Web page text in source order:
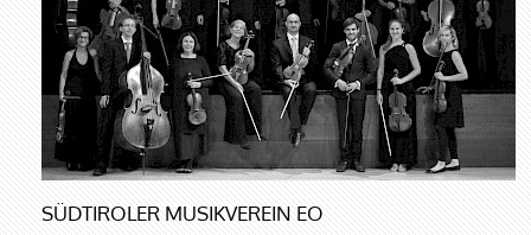
SÜDTIROLER MUSIKVEREIN EO